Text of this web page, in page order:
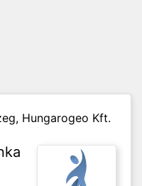
Hungarogeo Kft.